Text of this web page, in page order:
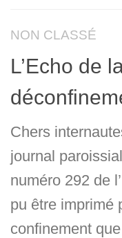
NON CLASSÉ
L’Echo de
Chers
journal
numéro 292 de
pu être imprimé
confinement